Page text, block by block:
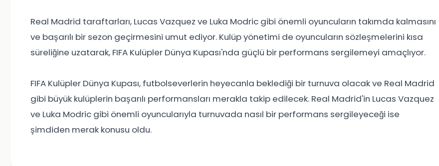
Real Madrid taraftarları, Lucas Vazquez ve Luka Modric gibi önemli oyuncuların takımda kalmasını
ve başarılı bir sezon geçirmesini umut ediyor. Kulüp yönetimi de oyuncuların sözleşmelerini kısa
süreliğine uzatarak, FIFA Kulüpler Dünya Kupası'nda güçlü bir performans sergilemeyi amaçlıyor.
FIFA Kulüpler Dünya Kupası, futbolseverlerin heyecanla beklediği bir turnuva olacak ve Real Madrid
gibi büyük kulüplerin başarılı performansları merakla takip edilecek. Real Madrid'in Lucas Vazquez
ve Luka Modric gibi önemli oyuncularıyla turnuvada nasıl bir performans sergileyeceği ise
şimdiden merak konusu oldu.